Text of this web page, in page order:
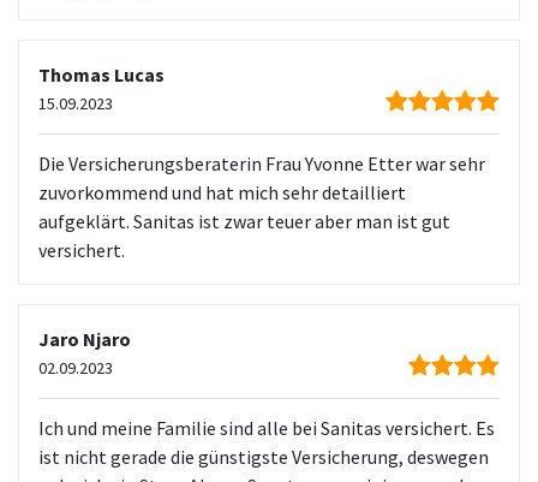
Thomas Lucas
15.09.2023
Die Versicherungsberaterin Frau Yvonne Etter war sehr
zuvorkommend und hat mich sehr detailliert
aufgeklärt. Sanitas ist zwar teuer aber man ist gut
versichert.
Jaro Njaro
02.09.2023
Ich und meine Familie sind alle bei Sanitas versichert. Es
ist nicht gerade die günstigste Versicherung, deswegen